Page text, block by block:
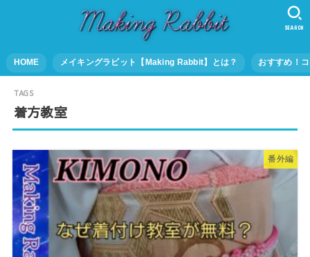
HOME メイキングラビット【Making Rabbit】とは？ おすすめ！
SEARCH
着方教室
番外編